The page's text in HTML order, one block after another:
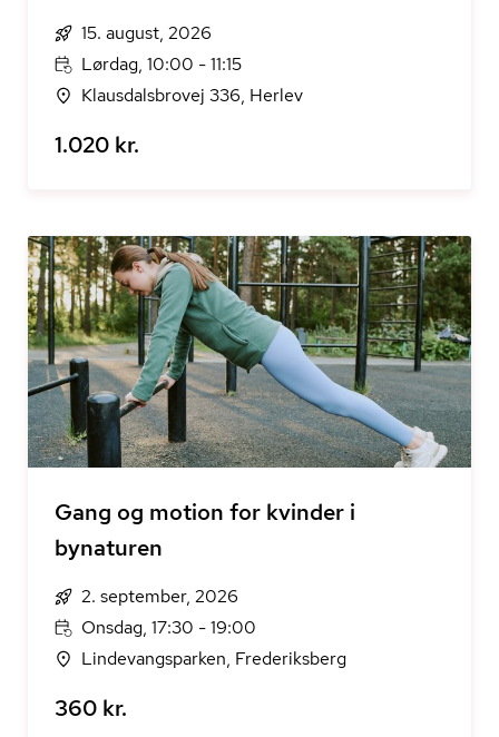
15. august, 2026
Lørdag, 10:00 - 11:15
Klausdalsbrovej 336, Herlev
1.020 kr.
Gang og motion for kvinder i
bynaturen
2. september, 2026
Onsdag, 17:30 - 19:00
Lindevangsparken, Frederiksberg
360 kr.